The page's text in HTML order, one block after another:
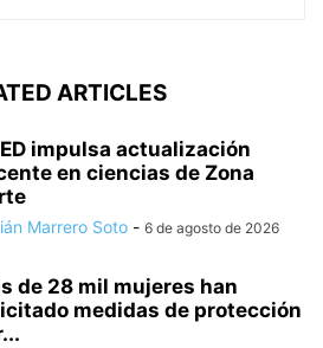
ARTICLES
impulsa actualización
en ciencias de Zona
Marrero Soto - 6 de agosto de 2026
de 28 mil mujeres han
medidas de protección